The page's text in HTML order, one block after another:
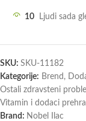
10 Ljudi sada
SKU: SKU-11182
Kategorije: Brend ,
Ostali zdravsteni
Vitamin i dodaci
Brand: Nobel Ilac